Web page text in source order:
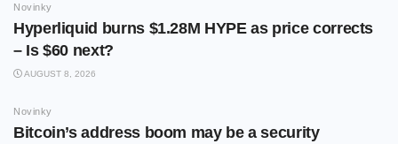
Novinky
Hyperliquid burns $1.28M HYPE as price corrects
– Is $60 next?
AUGUST 8, 2026
Novinky
Bitcoin’s address boom may be a security